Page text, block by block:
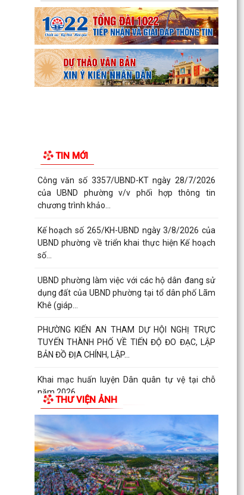
TIN MỚI
sau Kỳ họp thường lệ giữa năm 2026 HĐND
thành phố...
Hội nghị tập huấn công tác Đoàn và phong trào
thanh thiếu nhi năm 2026
Công văn số: 20/CV-TYT của Trạm y tế phường
2026
Công văn số 3357/UBND-KT ngày 28/7/2026
của UBND phường v/v phối hợp thông tin
chương trình khảo...
Kế hoạch số 265/KH-UBND ngày 3/8/2026 của
UBND phường về triển khai thực hiện Kế hoạch
số...
UBND phường làm việc với các hộ dân đang sử
dụng đất của UBND phường tại tổ dân phố Lãm
Khê (giáp...
PHƯỜNG KIẾN AN THAM DỰ HỘI NGHỊ TRỰC
TUYẾN THÀNH PHỐ VỀ TIẾN ĐỘ ĐO ĐẠC, LẬP
BẢN ĐỒ ĐỊA CHÍNH, LẬP...
Khai mạc huấn luyện Dân quân tự vệ tại chỗ
năm 2026
Lễ chào cờ tháng 8/2026
Thông báo số 1298/TB-UBND ngày 31/7/2026
về việc công bố kế hoạch, danh mục khu đất
thực hiện đấu...
Thông báo số 1298/TB-UBND ngày 31/7/2026
THƯ VIỆN ẢNH